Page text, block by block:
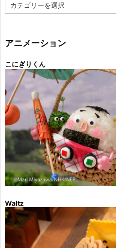
テ
ー
アニメーション
こにぎりくん
Waltz